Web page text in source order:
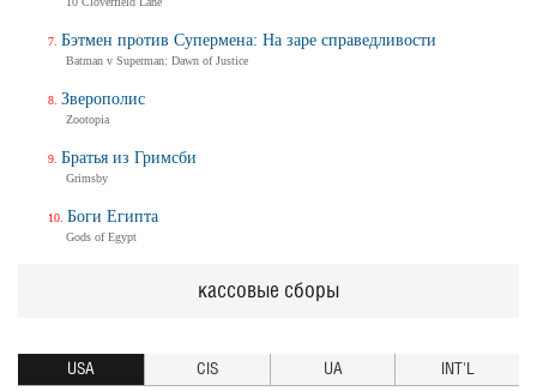
Бэтмен против Супермена: На заре справедливости
Batman v Superman: Dawn of Justice
Зверополис
Zootopia
Братья из Гримсби
Grimsby
Боги Египта
Gods of Egypt
кассовые сборы
USA CIS UA INT'L